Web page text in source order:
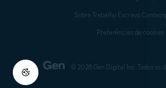
© 2026 Gen Digital Inc. Todos os
Sobre Trabalho Escravo
Preferências de cookies